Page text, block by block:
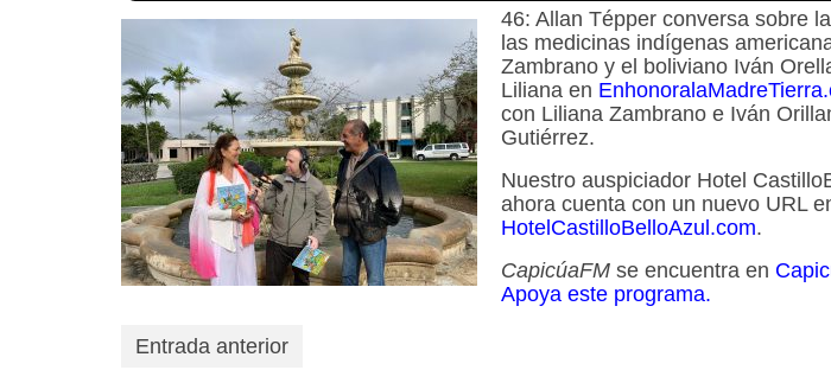
46: Allan Tépper conversa sobre
las medicinas indígenas
Zambrano y el boliviano Iván
Liliana en
con Liliana Zambrano e Iván
Gutiérrez.
Nuestro auspiciador Hotel
ahora cuenta con un nuevo URL
HotelCastilloBelloAzul.com.
CapicúaFM se encuentra en
Apoya este programa.
Entrada anterior